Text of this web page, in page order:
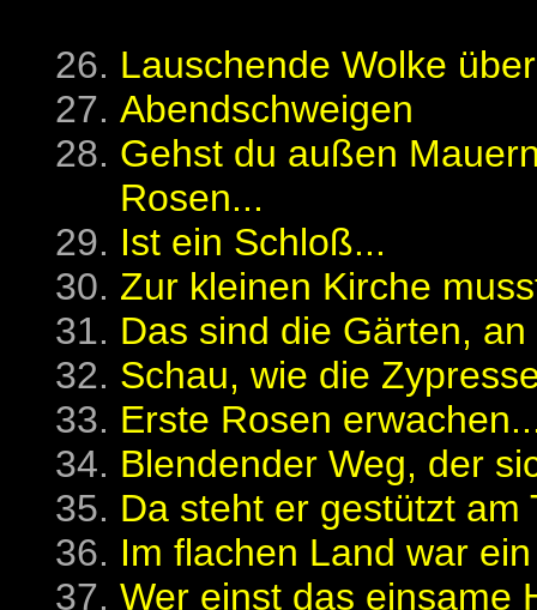
Lauschende Wolke
Abendschweigen
Gehst du außen
Rosen...
Ist ein Schloß...
Zur kleinen Kirche
Das sind die Gärten,
Schau, wie die
Erste Rosen
Blendender Weg, der
Da steht er gestützt am
Im flachen Land war
Wer einst das einsame